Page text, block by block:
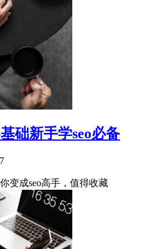
础新手学seo必备
变成seo高手，值得收藏